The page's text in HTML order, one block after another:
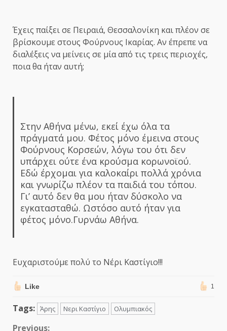
Έχεις παίξει σε Πειραιά, Θεσσαλονίκη και πλέον σε
βρίσκουμε στους Φούρνους Ικαρίας. Αν έπρεπε να
διαλέξεις να μείνεις σε μία από τις τρεις περιοχές,
ποια θα ήταν αυτή;
Στην Αθήνα μένω, εκεί έχω όλα τα
πράγματά μου. Φέτος μόνο έμεινα στους
Φούρνους Κορσεών, λόγω του ότι δεν
υπάρχει ούτε ένα κρούσμα κορωνοϊού.
Εδώ έρχομαι για καλοκαίρι πολλά χρόνια
και γνωρίζω πλέον τα παιδιά του τόπου.
Γι’ αυτό δεν θα μου ήταν δύσκολο να
εγκατασταθώ. Ωστόσο αυτό ήταν για
φέτος μόνο.Γυρνάω Αθήνα.
Ευχαριστούμε πολύ το Νέρι Καστίγιο!!!
Like 1
Tags: Άρης Νερι Καστίγιο Ολυμπιακός
Previous: